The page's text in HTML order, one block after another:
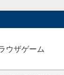
ウザゲーム